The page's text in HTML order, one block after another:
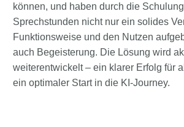
können, und haben durch die
Sprechstunden nicht nur ein solides
Funktionsweise und den Nutzen
auch Begeisterung. Die Lösung wird
weiterentwickelt – ein klarer Erfolg für
ein optimaler Start in die KI-Journey.